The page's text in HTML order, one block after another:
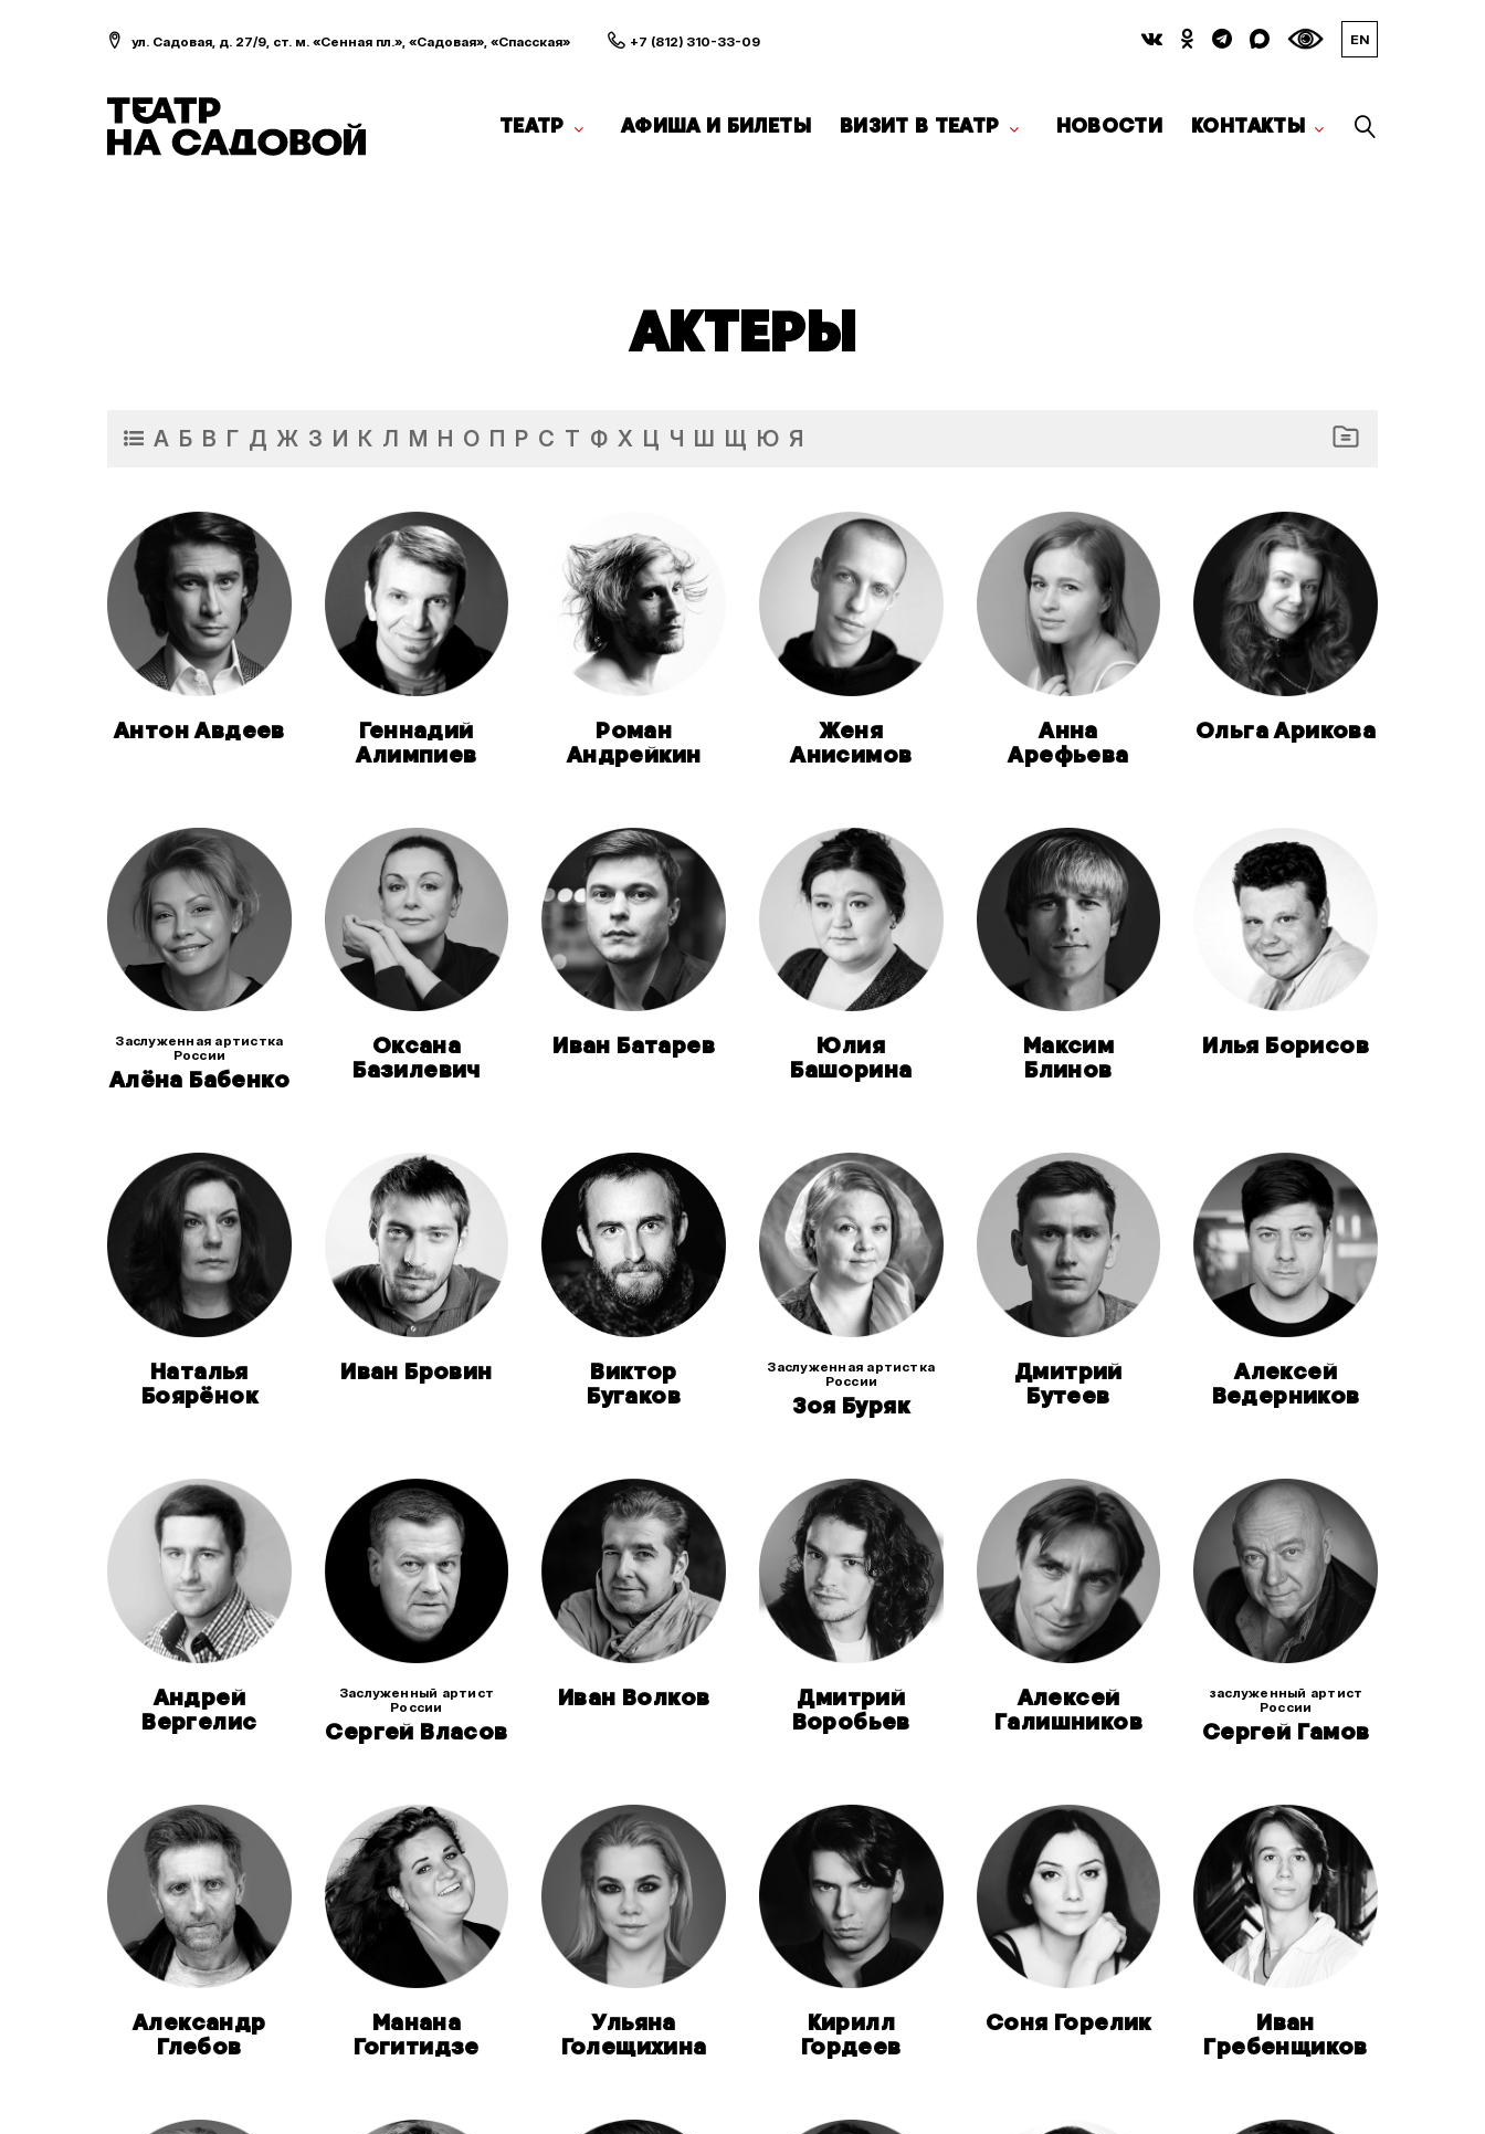
ул. Садовая, д. 27/9, ст. м. «Сенная пл.», «Садовая», «Спасская» +7 (812) 310-33-09 EN
ТЕАТР АФИША И БИЛЕТЫ ВИЗИТ В ТЕАТР НОВОСТИ КОНТАКТЫ
АКТЕРЫ
А Б В Г Д Ж З И К Л М Н О П Р С Т Ф Х Ц Ч Ш Щ Ю Я
Антон Авдеев
Геннадий
Алимпиев
Роман
Андрейкин
Женя
Анисимов
Анна
Арефьева
Ольга Арикова
Заслуженная артистка
России
Алёна Бабенко
Оксана
Базилевич
Иван Батарев
Юлия
Башорина
Максим
Блинов
Илья Борисов
Наталья
Боярёнок
Иван Бровин
Виктор
Бугаков
Заслуженная артистка
России
Зоя Буряк
Дмитрий
Бутеев
Алексей
Ведерников
Андрей
Вергелис
Заслуженный артист
России
Сергей Власов
Иван Волков
Дмитрий
Воробьев
Алексей
Галишников
заслуженный артист
России
Сергей Гамов
Александр
Глебов
Манана
Гогитидзе
Ульяна
Голещихина
Кирилл
Гордеев
Соня Горелик
Иван
Гребенщиков